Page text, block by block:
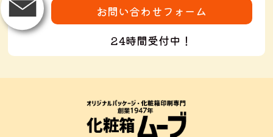
お問い合わせフォーム
24時間受付中！